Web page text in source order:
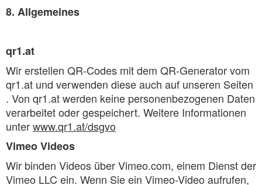
8. Allgemeines
qr1.at
Wir erstellen QR-Codes mit dem QR-Generator vom
qr1.at und verwenden diese auch auf unseren Seiten
. Von qr1.at werden keine personenbezogenen Daten
verarbeitet oder gespeichert. Weitere Informationen
unterwww.qr1.at/dsgvo
Vimeo Videos
Wir binden Videos über Vimeo.com, einem Dienst der
Vimeo LLC ein. Wenn Sie ein Vimeo-Video aufrufen,